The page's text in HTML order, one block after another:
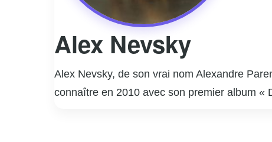
Alex Nevsky
Alex Nevsky, de son vrai nom Alexandre
connaître en 2010 avec son premier album «